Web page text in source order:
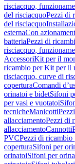
risciacquo,
del risciacquoPezzi di
del risciacquo
esternaCon
batteriaPezzi di
risciacquo,
AccessoriKit per il
ricambio per Kit per il
risciacquo, curve di
coperturaComandi
orinatoi e bidetSifoni
per vasi e vuotatoi
tecnicheManicotti
allacciamentoPezzi di
allacciamentoCannotti
PVCPezzi di
coperturaSifoni per
orinatoiSifoni per